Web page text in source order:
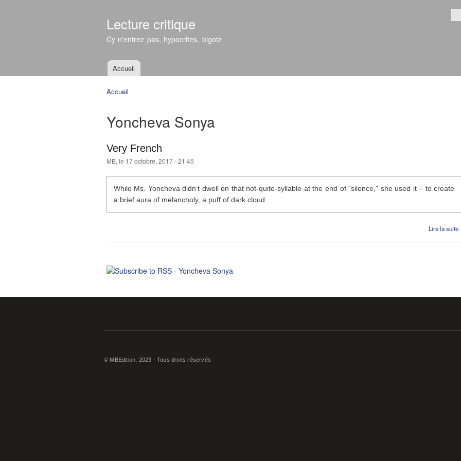
Lecture critique
Cy n'entrez pas, hypocrites, bigotz
Menu principal
Accueil
Accueil
Yoncheva Sonya
Very French
MB, le 17 octobre, 2017 - 21:45
While Ms. Yoncheva didn’t dwell on that not-quite-syllable at the end of "silence," she used it – to create
a brief aura of melancholy, a puff of dark cloud.
Lire la suite
© MBEdition, 2023 - Tous droits réservés